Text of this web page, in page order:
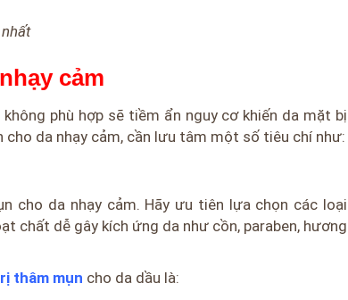
cảm
phù hợp sẽ tiềm ẩn nguy cơ khiến da mặt bị
da nhạy cảm, cần lưu tâm một số tiêu chí như:
cho da nhạy cảm. Hãy ưu tiên lựa chọn các loại
chất dễ gây kích ứng da như cồn, paraben, hương
thâm mụn cho da dầu là: